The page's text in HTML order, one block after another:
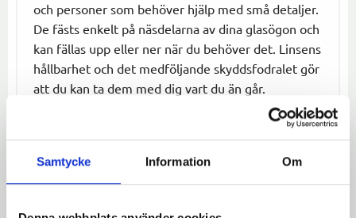
Samtycke Information Om
och personer som behöver hjälp med små detaljer.
De fästs enkelt på näsdelarna av dina glasögon och
kan fällas upp eller ner när du behöver det. Linsens
hållbarhet och det medföljande skyddsfodralet gör
att du kan ta dem med dig vart du än går.
Material: Hållbara linser, plastram
Funktion:Flip-up funktion för enkel